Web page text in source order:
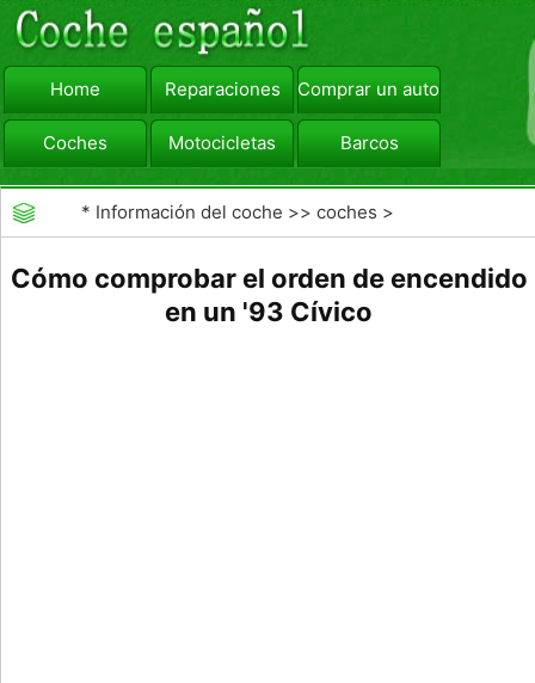
Home Reparaciones Comprar un automóvil
Coches Motocicletas Barcos
viajar Camiones
* Información del coche >>coches >
Cómo comprobar el orden de encendido
en un '93 Cívico